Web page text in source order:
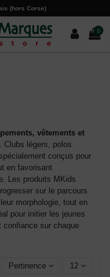
(hors Corse)
0
vêtements et
. Clubs légers, polos
conçus pour
en favorisant
Les produits MKids
sur le parcours
morphologie, tout en
pour initier les jeunes
confiance sur chaque
Pertinence 12